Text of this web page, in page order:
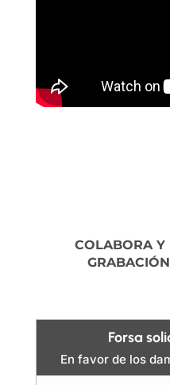
COLABORA Y
Forsa
En favor de los